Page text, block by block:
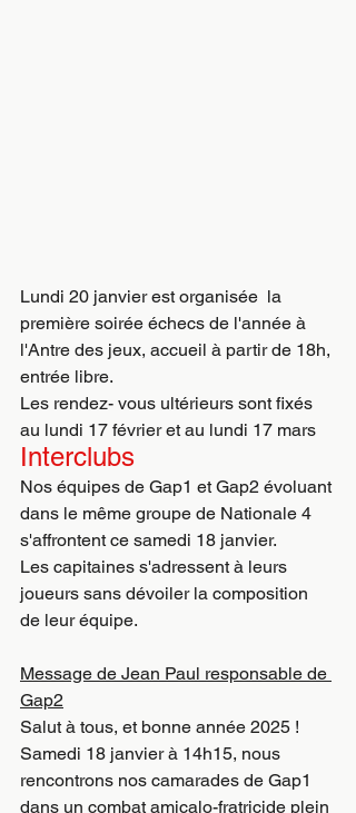
Lundi 20 janvier est organisée  la
première soirée échecs de l'année à
l'Antre des jeux, accueil à partir de 18h,
entrée libre.
Les rendez- vous ultérieurs sont fixés
au lundi 17 février et au lundi 17 mars
Interclubs
Nos équipes de Gap1 et Gap2 évoluant
dans le même groupe de Nationale 4
s'affrontent ce samedi 18 janvier.
Les capitaines s'adressent à leurs
joueurs sans dévoiler la composition
de leur équipe.
Message de Jean Paul responsable de
Gap2
Salut à tous, et bonne année 2025 !
Samedi 18 janvier à 14h15, nous
rencontrons nos camarades de Gap1
dans un combat amicalo-fratricide plein